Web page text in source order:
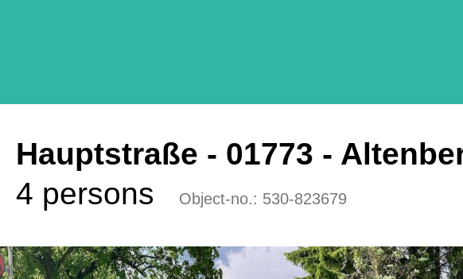
Hauptstraße - 01773 -
4 persons
Object-no.: 530-823679